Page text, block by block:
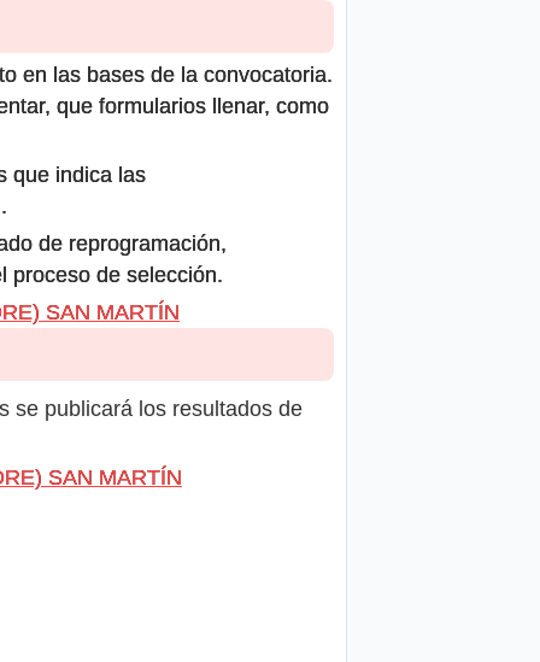
en las bases de la convocatoria.
que formularios llenar, como
que indica las
de reprogramación,
proceso de selección.
SAN MARTÍN
se publicará los resultados de
SAN MARTÍN